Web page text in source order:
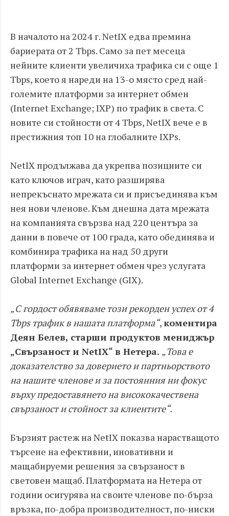
В началото на 2024 г. NetIX едва премина
бариерата от 2 Tbps. Само за пет месеца
нейните клиенти увеличиха трафика си с още 1
Tbps, което я нареди на 13-о място сред най-
големите платформи за интернет обмен
(Internet Exchange; IXP) по трафик в света. С
новите си стойности от 4 Tbps, NetIX вече е в
престижния топ 10 на глобалните IXPs.
NetIX продължава да укрепва позициите си
като ключов играч, като разширява
непрекъснато мрежата си и присъединява към
нея нови членове. Към днешна дата мрежата
на компанията свързва над 220 центъра за
данни в повече от 100 града, като обединява и
комбинира трафика на над 50 други
платформи за интернет обмен чрез услугата
Global Internet Exchange (GIX).
„С гордост обявяваме този рекорден успех от 4
Tbps трафик в нашата платформа“,коментира
Деян Белев, старши продуктов мениджър
„Свързаност и NetIX“ в Нетера. „Това е
доказателство за доверието и партньорството
на нашите членове и за постоянния ни фокус
върху предоставянето на висококачествена
свързаност и стойност за клиентите“.
Бързият растеж на NetIX показва нарастващото
търсене на ефективни, иновативни и
мащабируеми решения за свързаност в
световен мащаб. Платформата на Нетера от
години осигурява на своите членове по-бърза
връзка, по-добра производителност, по-ниски